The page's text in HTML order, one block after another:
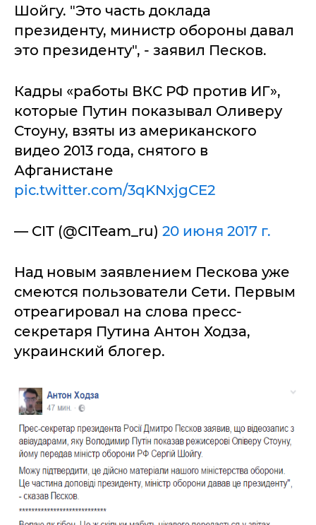
Шойгу. "Это часть доклада
президенту, министр обороны давал
это президенту", - заявил Песков.
Кадры «работы ВКС РФ против ИГ»,
которые Путин показывал Оливеру
Стоуну, взяты из американского
видео 2013 года, снятого в
Афганистане
pic.twitter.com/3qKNxjgCE2
— CIT (@CITeam_ru) 20 июня 2017 г.
Над новым заявлением Пескова уже
смеются пользователи Сети. Первым
отреагировал на слова пресс-
секретаря Путина Антон Ходза,
украинский блогер.